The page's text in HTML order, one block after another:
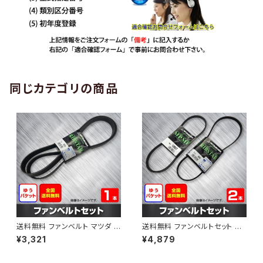
同じカテゴリの商品
送料無料 ファンベルト マツダ C
X-3 型式DK5AW H28.10～H
30.05 （国内トップメーカー） 1
¥3,321
送料無料 ファンベルトセット マ
ツダ カペラ 型式GF8P H11.09
～H14.03 （国内トップメーカ
¥4,879